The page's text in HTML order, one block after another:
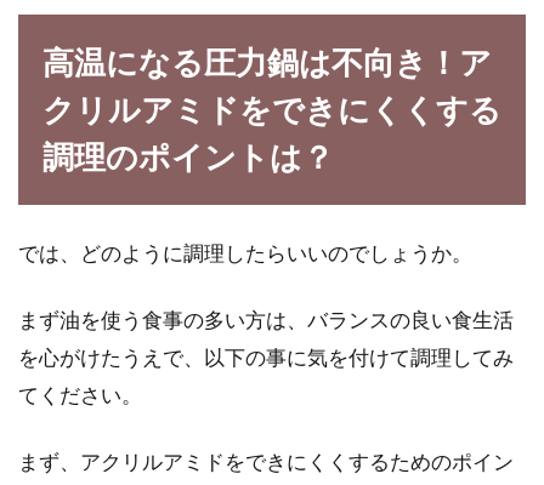
高温になる圧力鍋は不向き！ア
クリルアミドをできにくくする
調理のポイントは？
では、どのように調理したらいいのでしょうか。
まず油を使う食事の多い方は、バランスの良い食生活
を心がけたうえで、以下の事に気を付けて調理してみ
てください。
まず、アクリルアミドをできにくくするためのポイン